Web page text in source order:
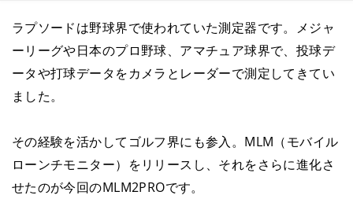
ラプソードは野球界で使われていた測定器です。メジャ
ーリーグや日本のプロ野球、アマチュア球界で、投球デ
ータや打球データをカメラとレーダーで測定してきてい
ました。
その経験を活かしてゴルフ界にも参入。MLM（モバイル
ローンチモニター）をリリースし、それをさらに進化さ
せたのが今回のMLM2PROです。